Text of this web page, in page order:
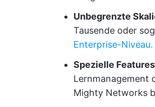
Unbegrenzte
Tausende oder
Enterprise-Niveau.
Spezielle Features
Lernmanagement
Mighty Networks